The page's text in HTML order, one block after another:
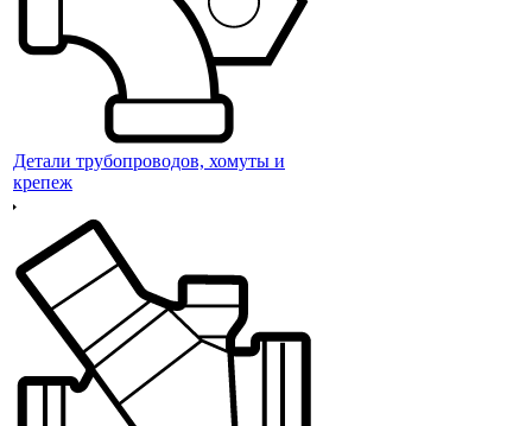
Детали трубопроводов, хомуты и
крепеж